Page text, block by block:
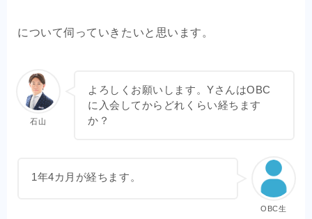
について伺っていきたいと思います。
石山
よろしくお願いします。YさんはOBC
に入会してからどれくらい経ちます
か？
OBC生
1年4カ月が経ちます。